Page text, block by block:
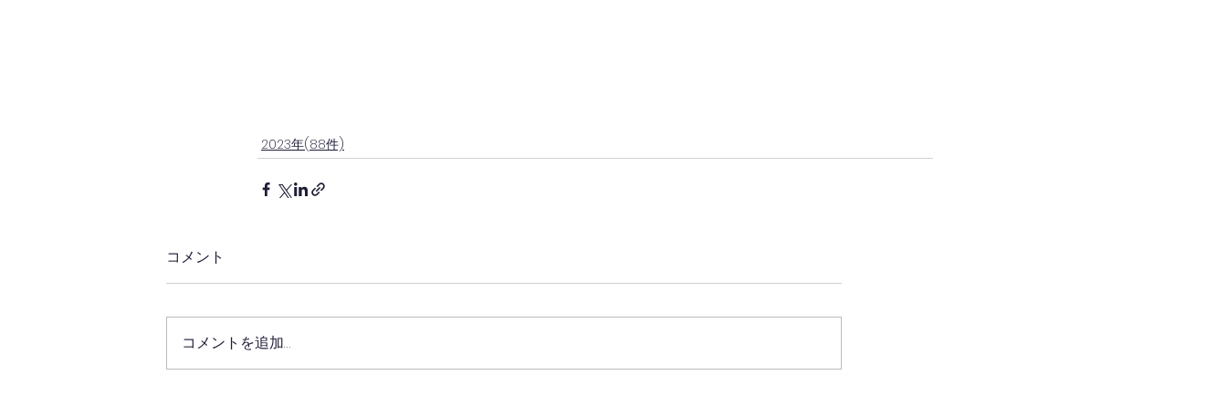
2023年(88件)
コメント
コメントを追加…